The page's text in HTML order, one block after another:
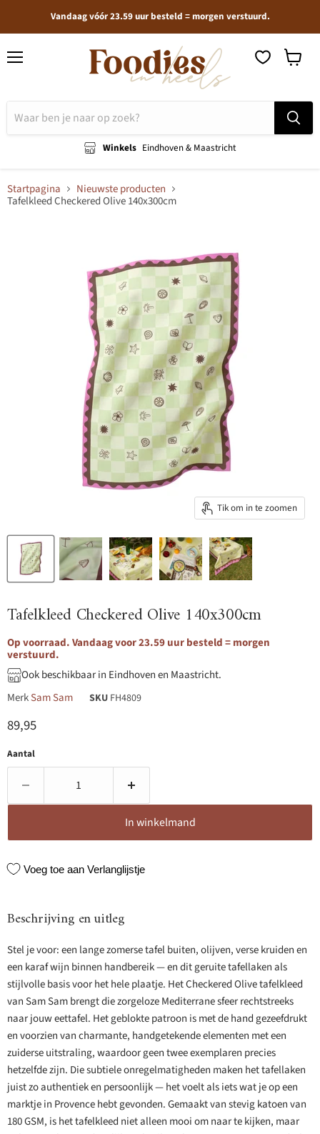
Vandaag vóór 23.59 uur besteld = morgen verstuurd.
Winkels Eindhoven & Maastricht
Startpagina
Nieuwste producten
Tafelkleed Checkered Olive 140x300cm
Tik om in te zoomen
Tafelkleed Checkered Olive 140x300cm
Op voorraad. Vandaag voor 23.59 uur besteld = morgen
verstuurd.
Ook beschikbaar in Eindhoven en Maastricht.
MerkSam Sam SKU FH4809
Huidige prijs
89,95
Aantal
In winkelmand
Voeg toe aan Verlanglijstje
Beschrijving en uitleg
Stel je voor: een lange zomerse tafel buiten, olijven, verse kruiden en
een karaf wijn binnen handbereik — en dit geruite tafellaken als
stijlvolle basis voor het hele plaatje. Het Checkered Olive tafelkleed
van Sam Sam brengt die zorgeloze Mediterrane sfeer rechtstreeks
naar jouw eettafel. Het geblokte patroon is met de hand gezeefdrukt
en voorzien van charmante, handgetekende elementen met een
zuiderse uitstraling, waardoor geen twee exemplaren precies
hetzelfde zijn. Die subtiele onregelmatigheden maken het tafellaken
juist zo authentiek en persoonlijk — het voelt als iets wat je op een
marktje in Provence hebt gevonden. Gemaakt van stevig katoen van
180 GSM, is het tafelkleed niet alleen mooi om naar te kijken, maar